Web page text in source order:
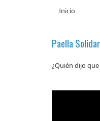
Inicio
Paella
¿Quién dijo